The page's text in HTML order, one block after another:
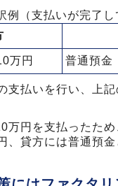
例（支払いが完了し
万円 普通預金
支払いを行い、上
万円を支払ったた
、貸方には普通預金